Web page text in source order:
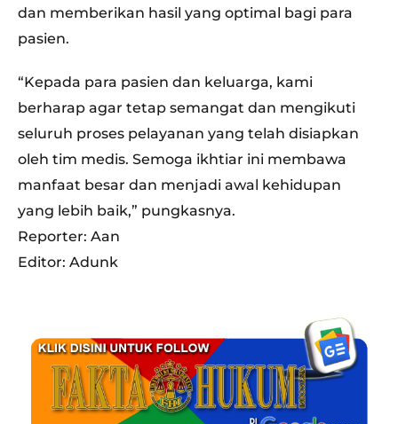
dan memberikan hasil yang optimal bagi para
pasien.
“Kepada para pasien dan keluarga, kami
berharap agar tetap semangat dan mengikuti
seluruh proses pelayanan yang telah disiapkan
oleh tim medis. Semoga ikhtiar ini membawa
manfaat besar dan menjadi awal kehidupan
yang lebih baik,” pungkasnya.
Reporter: Aan
Editor: Adunk